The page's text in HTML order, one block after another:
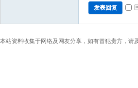
发表回复
本站资料收集于网络及网友分享，如有冒犯贵方，